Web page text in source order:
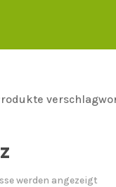
werden angezeigt